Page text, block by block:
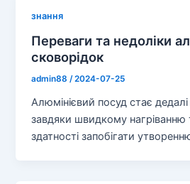
знання
Переваги та недоліки
сковорідок
admin88/2024-07-25
Алюмінієвий посуд стає
завдяки швидкому
здатності запобігати